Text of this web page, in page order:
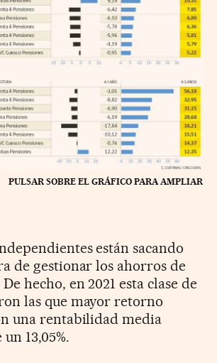
PULSAR SOBRE EL GRÁFICO PARA AMPLIAR
están sacando
de gestionar los ahorros de
hecho, en 2021 esta clase de
las que mayor retorno
una rentabilidad media
13,05%.